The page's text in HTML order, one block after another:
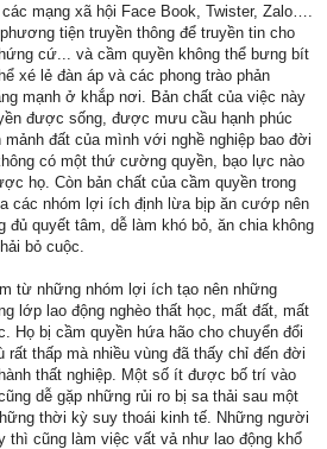
mạng xã hội Face Book, Twister, Zalo….
tiện truyền thông để truyền tin cho
cứ... và cầm quyền không thể bưng bít
xé lẻ đàn áp và các phong trào phản
mạnh ở khắp nơi. Bản chất của việc này
được sống, được mưu cầu hạnh phúc
đất của mình với nghề nghiệp bao đời
có một thứ cường quyền, bạo lực nào
họ. Còn bản chất của cầm quyền trong
các nhóm lợi ích định lừa bịp ăn cướp nên
đủ quyết tâm, dễ làm khó bỏ, ăn chia không
bỏ cuộc.
từ những nhóm lợi ích tạo nên những
lớp lao động nghèo thất học, mất đất, mất
Họ bị cầm quyền hứa hão cho chuyển đổi
rất thấp mà nhiều vùng đã thấy chỉ đến đời
thất nghiệp. Một số ít được bố trí vào
dễ gặp những rủi ro bị sa thải sau một
thời kỳ suy thoái kinh tế. Những người
thì cũng làm việc vất vả như lao động khổ